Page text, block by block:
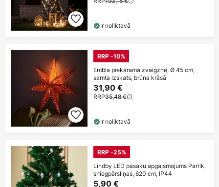
Ir noliktavā
RRP -10%
Embla piekaramā zvaigzne, Ø 45 cm,
samta izskats, brūna krāsā
31,90 €
RRP35,48 €
Ir noliktavā
RRP -25%
Lindby LED pasaku apgaismojums Parrik,
sniegpārsliņas, 620 cm, IP44
5,90 €